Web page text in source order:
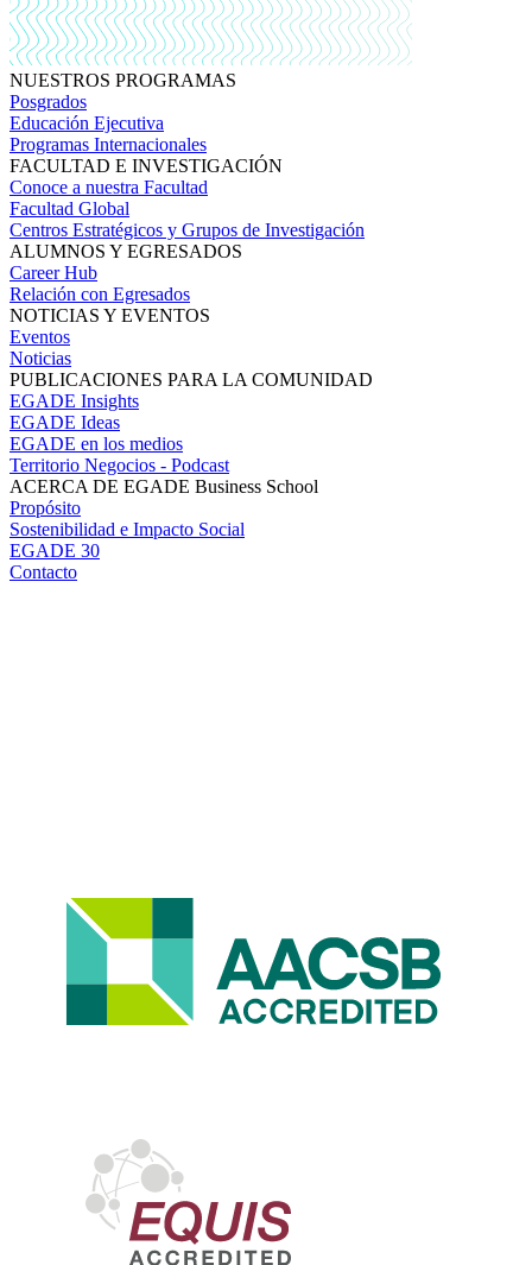
NUESTROS PROGRAMAS
Posgrados
Educación Ejecutiva
Programas Internacionales
FACULTAD E INVESTIGACIÓN
Conoce a nuestra Facultad
Facultad Global
Centros Estratégicos y Grupos de Investigación
ALUMNOS Y EGRESADOS
Career Hub
Relación con Egresados
NOTICIAS Y EVENTOS
Eventos
Noticias
PUBLICACIONES PARA LA COMUNIDAD
EGADE Insights
EGADE Ideas
EGADE en los medios
Territorio Negocios - Podcast
ACERCA DE EGADE Business School
Propósito
Sostenibilidad e Impacto Social
EGADE 30
Contacto